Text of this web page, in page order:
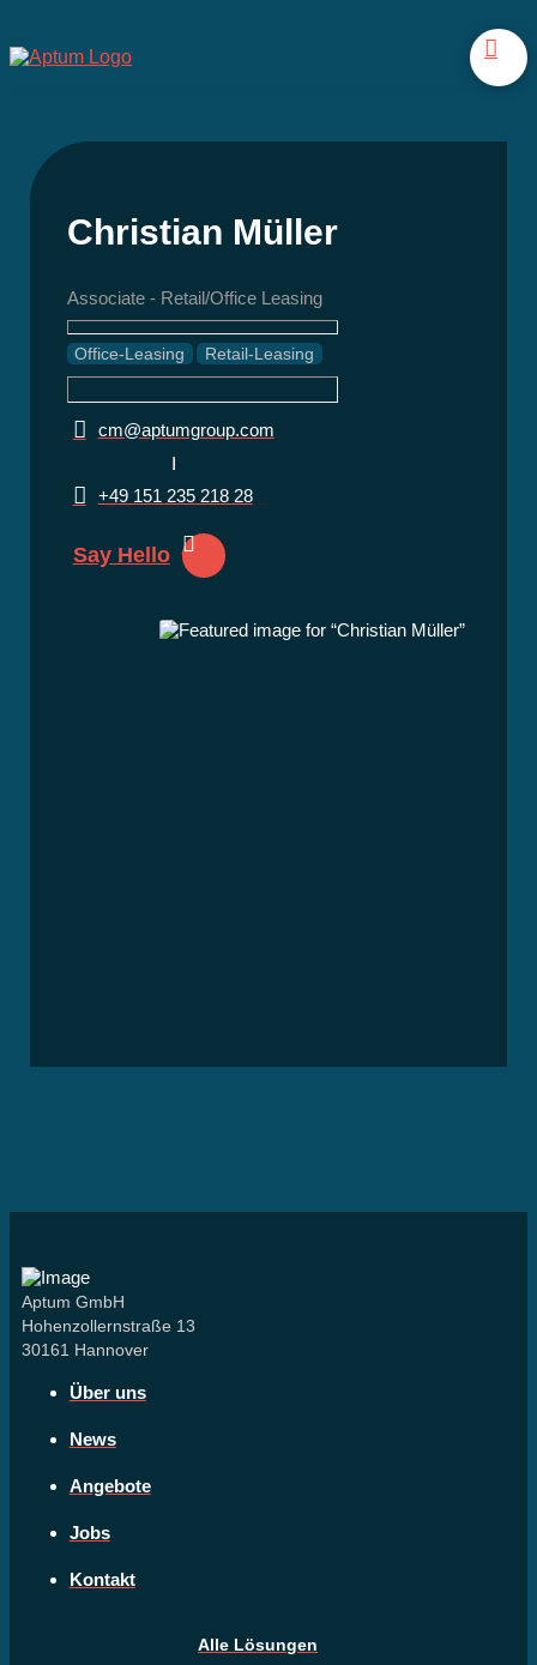
Christian Müller
Associate - Retail/Office Leasing
Office-Leasing Retail-Leasing
cm@aptumgroup.com
+49 151 235 218 28
Say Hello
Aptum GmbH
Hohenzollernstraße 13
30161 Hannover
Über uns
News
Angebote
Jobs
Kontakt
Alle Lösungen